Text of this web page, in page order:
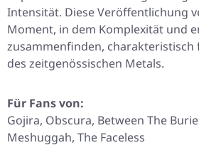
Intensität. Diese Veröffentlichung
Moment, in dem Komplexität und
zusammenfinden, charakteristisch
des zeitgenössischen Metals.
Für Fans von:
Gojira, Obscura, Between The
Meshuggah, The Faceless